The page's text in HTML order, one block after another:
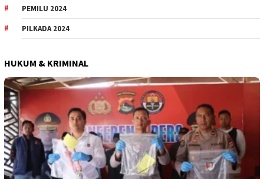
PEMILU 2024
PILKADA 2024
HUKUM & KRIMINAL